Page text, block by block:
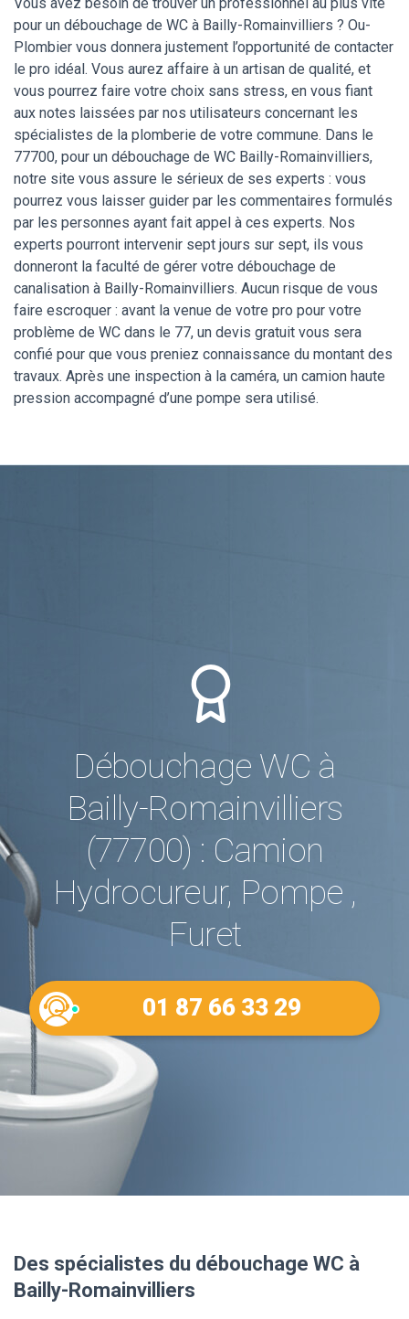
Vous avez besoin de trouver un professionnel au plus vite
pour un débouchage de WC à Bailly-Romainvilliers ? Ou-
Plombier vous donnera justement l’opportunité de contacter
le pro idéal. Vous aurez affaire à un artisan de qualité, et
vous pourrez faire votre choix sans stress, en vous fiant
aux notes laissées par nos utilisateurs concernant les
spécialistes de la plomberie de votre commune. Dans le
77700, pour un débouchage de WC Bailly-Romainvilliers,
notre site vous assure le sérieux de ses experts : vous
pourrez vous laisser guider par les commentaires formulés
par les personnes ayant fait appel à ces experts. Nos
experts pourront intervenir sept jours sur sept, ils vous
donneront la faculté de gérer votre débouchage de
canalisation à Bailly-Romainvilliers. Aucun risque de vous
faire escroquer : avant la venue de votre pro pour votre
problème de WC dans le 77, un devis gratuit vous sera
confié pour que vous preniez connaissance du montant des
travaux. Après une inspection à la caméra, un camion haute
pression accompagné d’une pompe sera utilisé.
Débouchage WC à
Bailly-Romainvilliers
(77700) : Camion
Hydrocureur, Pompe ,
Furet
01 87 66 33 29
Des spécialistes du débouchage WC à
Bailly-Romainvilliers